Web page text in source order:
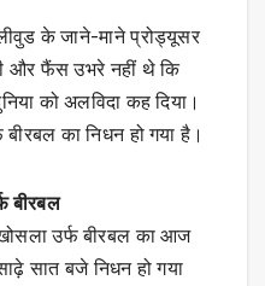
के जाने-माने प्रोड्यूसर
और फैंस उभरे नहीं थे कि
को अलविदा कह दिया।
का निधन हो गया है।
बीरबल
उर्फ बीरबल का आज
सात बजे निधन हो गया